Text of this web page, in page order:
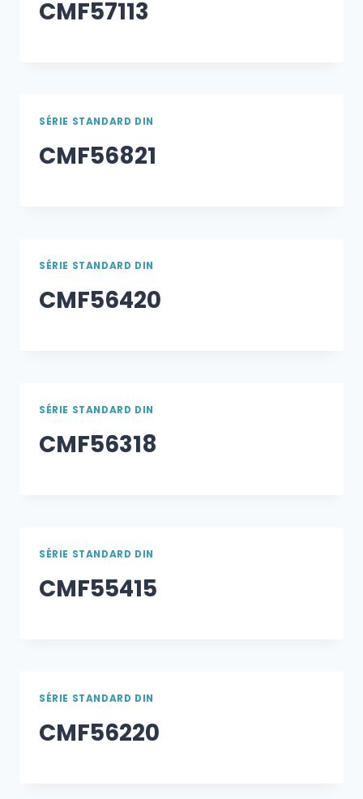
CMF57113
SÉRIE STANDARD DIN
CMF56821
SÉRIE STANDARD DIN
CMF56420
SÉRIE STANDARD DIN
CMF56318
SÉRIE STANDARD DIN
CMF55415
SÉRIE STANDARD DIN
CMF56220